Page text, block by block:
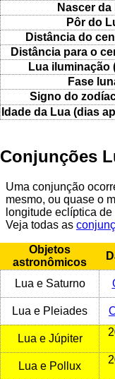
Nascer da
Pôr do
Distância do
Distância para o
Lua iluminação
Fase
Signo do
Idade da Lua (dias
Conjunções
Uma conjunção
mesmo, ou quase o
longitude eclíptica
Veja todas as
Objetos
astronômicos
Lua e Saturno
Lua e Pleiades
Lua e Júpiter
Lua e Pollux